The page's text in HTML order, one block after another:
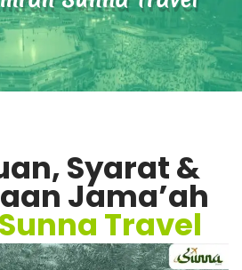
Syarat &
Jama’ah
Sunna Travel